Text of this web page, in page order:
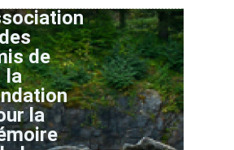
de
la
la